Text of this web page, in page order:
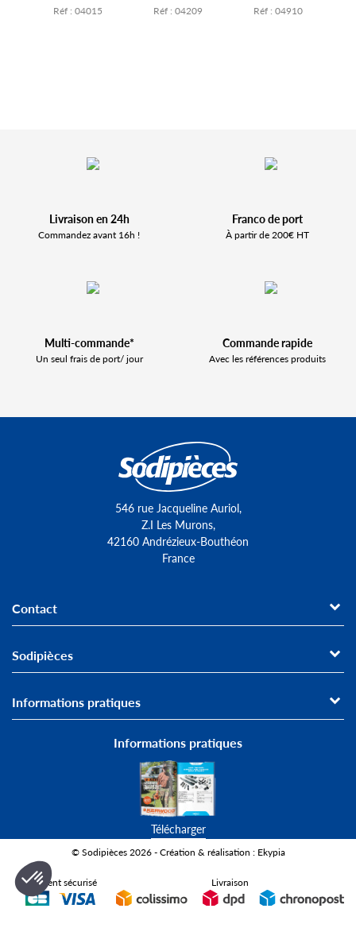
Réf : 04015 Réf : 04209 Réf : 04910
Livraison en 24h
Commandez avant 16h !
Franco de port
À partir de 200€ HT
Multi-commande*
Un seul frais de port/ jour
Commande rapide
Avec les références produits
546 rue Jacqueline Auriol,
Z.I Les Murons,
42160 Andrézieux-Bouthéon
France
Contact
Sodipièces
Informations pratiques
Informations pratiques
Télécharger
© Sodipièces 2026 - Création & réalisation : Ekypia
Paiement sécurisé Livraison